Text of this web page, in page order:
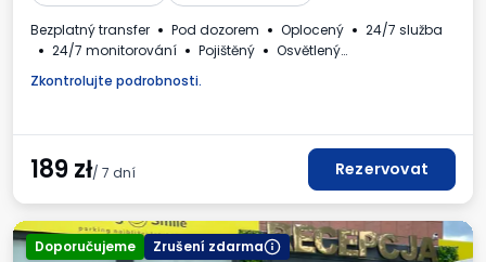
Bezplatný transfer Pod dozorem Oplocený
24/7 služba
24/7 monitorování
Pojištěný
Osvětlený
Zkontrolujte podrobnosti.
189zł/ 7 dní Rezervovat
Doporučujeme Zrušení zdarma